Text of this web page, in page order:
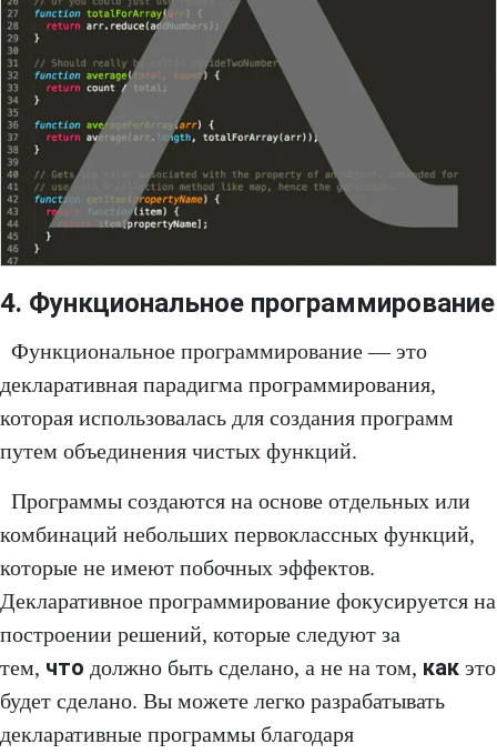
4. Функциональное программирование
Функциональное программирование — это
декларативная парадигма программирования,
которая использовалась для создания программ
путем объединения чистых функций.
Программы создаются на основе отдельных или
комбинаций небольших первоклассных функций,
которые не имеют побочных эффектов.
Декларативное программирование фокусируется на
построении решений, которые следуют за
тем, что должно быть сделано, а не на том, как это
будет сделано. Вы можете легко разрабатывать
декларативные программы благодаря